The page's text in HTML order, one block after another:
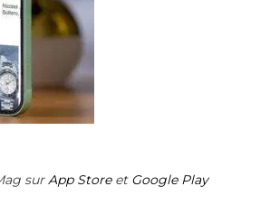
surApp Storeet Google Play